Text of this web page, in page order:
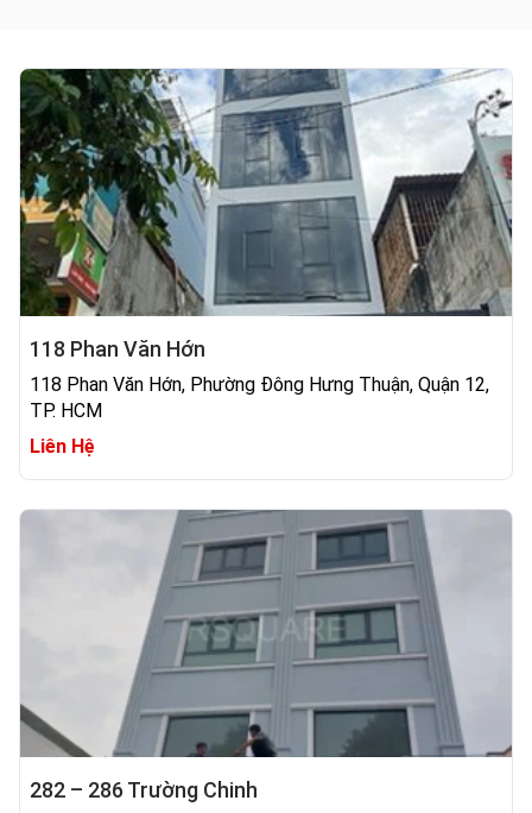
118 Phan Văn Hớn
118 Phan Văn Hớn, Phường Đông Hưng Thuận, Quận 12,
TP. HCM
Liên Hệ
282 – 286 Trường Chinh